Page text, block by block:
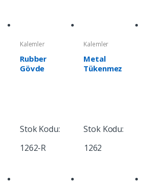
Kalemler
Rubber
Gövde
Stok Kodu:
1262-R
Kalemler
Metal
Tükenmez
Stok Kodu:
1262